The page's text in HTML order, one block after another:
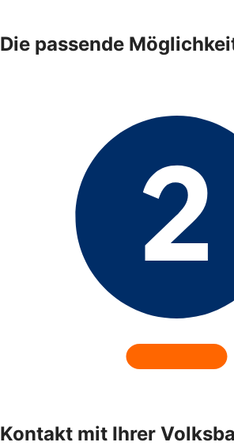
Die passende
Kontakt mit Ihrer